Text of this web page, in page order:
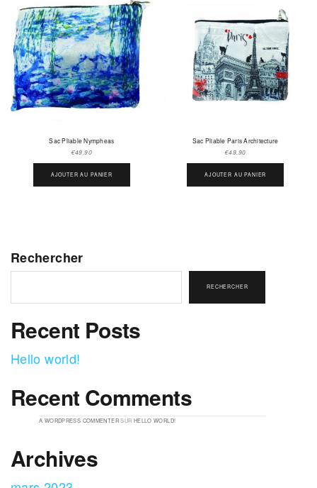
Sac Pliable Nympheas
€49.90
AJOUTER AU PANIER
Sac Pliable Paris Architecture
€49.90
AJOUTER AU PANIER
Rechercher
RECHERCHER
Recent Posts
Hello world!
Recent Comments
A WORDPRESS COMMENTERSUR HELLO WORLD!
Archives